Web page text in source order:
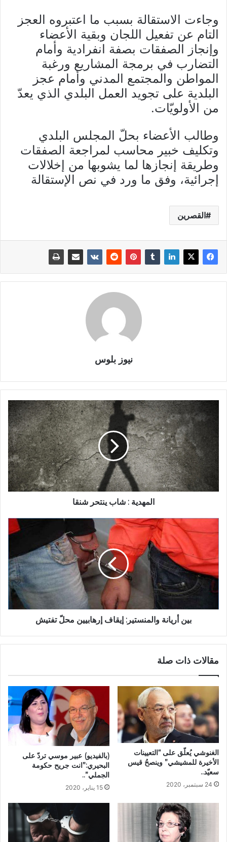
وجاءت الاستقالة بسبب ما اعتبروه العجز
التام عن تفعيل اللجان وبقية الأعضاء
وإنجاز الصفقات بصفة انفرادية وأمام
التضارب في برمجة المشاريع ورغبة
المواطن والمجتمع المدني وأمام عجز
البلدية على تجويد العمل البلدي الذي يعدّ
من الأولويّات.
وطالب الأعضاء بحلّ المجلس البلدي
وتكليف خبير محاسب لمراجعة الصفقات
وطريقة إنجازها لما يشوبها من إخلالات
إجرائية، وفق ما ورد في نص الإستقالة
القصرين
نيوز بلوس
المهدية : شاب ينتحر شنقا
بين أريانة والمنستير: إيقاف إرهابيين محلّ تفتيش
مقالات ذات صلة
الغنوشي يُعلّق على “التعيينات
الأخيرة للمشيشي” وينصحُ قيس
سعيّد..
24 سبتمبر، 2020
(بالفيديو) عبير موسي تردّ على
البحيري:”انت جريح حكومة
الجملي”..
15 يناير، 2020